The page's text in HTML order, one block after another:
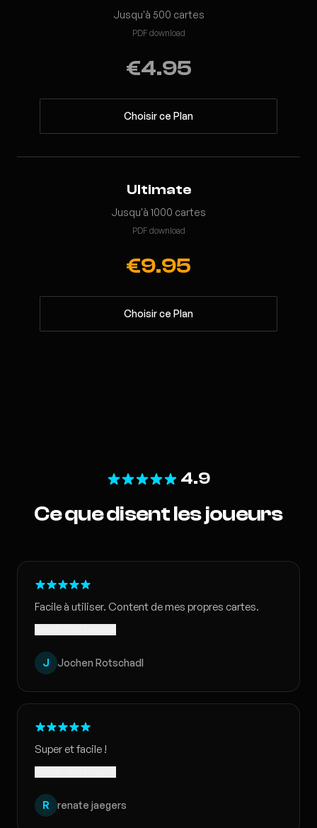
Jusqu'à 500 cartes
PDF download
€4.95
Choisir ce Plan
Ultimate
Jusqu'à 1000 cartes
PDF download
€9.95
Choisir ce Plan
4.9
Ce que disent les joueurs
Facile à utiliser. Content de mes propres cartes.
J Jochen Rotschadl
Super et facile !
R renate jaegers